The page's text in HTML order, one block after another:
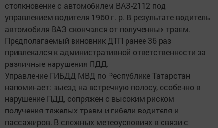
столкновение с автомобилем ВАЗ-2112 под
управлением водителя 1960 г. р. В результате водитель
автомобиля ВАЗ скончался от полученных травм.
Предполагаемый виновник ДТП ранее 36 раз
привлекался к административной ответственности за
различные нарушения ПДД.
Управление ГИБДД МВД по Республике Татарстан
напоминает: выезд на встречную полосу, особенно в
нарушение ПДД, сопряжен с высоким риском
получения тяжелых травм и гибели водителя и
пассажиров. В сложных метеоусловиях в связи с